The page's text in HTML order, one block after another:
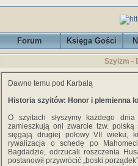
Forum Księga Gości
Szyizm -
Dawno temu pod Karbalą
Historia szyitów: Honor i plemienna
O szyitach słyszymy każdego
zamieszkują oni zwarcie tzw. polską
sięgają drugiej połowy VII wieku,
rywalizacja o schedę po
Bagdadzie, odrzucali roszczenia
postanowił przywrócić „boski